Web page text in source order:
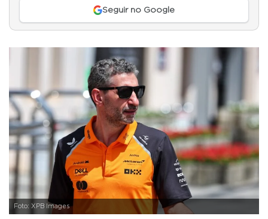
Seguir no Google
Foto: XPB Images